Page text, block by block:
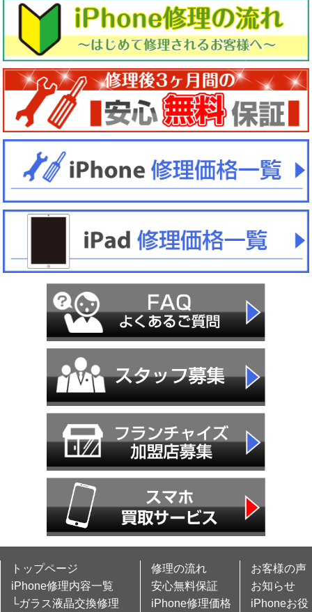
トップページ
iPhone修理内容一覧
└ガラス液晶交換修理
修理の流れ
安心無料保証
iPhone修理価格
お客様の声
お知らせ
iPhoneお役